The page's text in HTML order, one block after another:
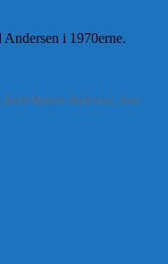
i 1970erne.
Martin Andersen, Jens